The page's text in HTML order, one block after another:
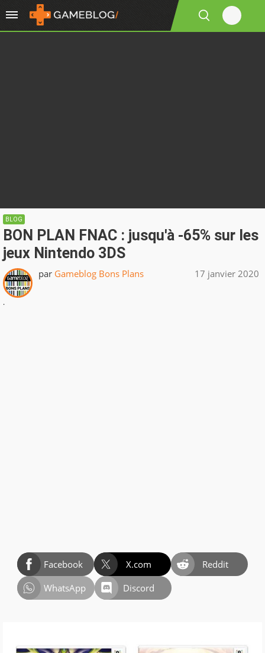
BLOG
BON PLAN FNAC : jusqu'à -65% sur les
jeux Nintendo 3DS
par Gameblog Bons Plans 17 janvier 2020
.
Facebook X.com
Reddit
WhatsApp
Discord